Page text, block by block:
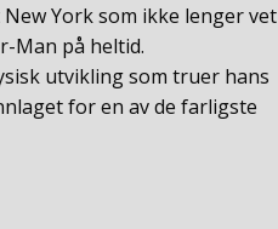
York som ikke lenger vet
Man på heltid.
utvikling som truer hans
for en av de farligste